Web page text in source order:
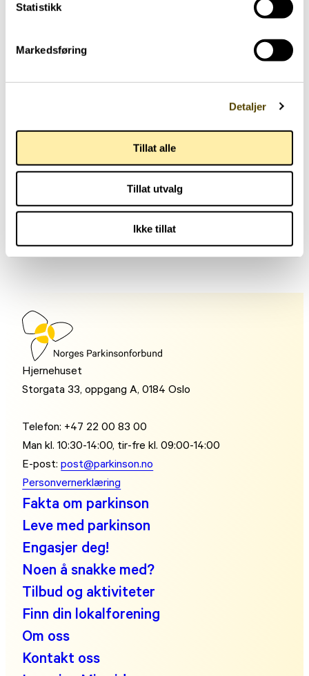
Statistikk
Markedsføring
Detaljer
Tillat alle
Tillat utvalg
Ikke tillat
Aktuelt
Parkinson danser og synger
Hjernehuset
Storgata 33, oppgang A, 0184 Oslo
Telefon: +47 22 00 83 00
Man kl. 10:30-14:00, tir-fre kl. 09:00-14:00
E-post:post@parkinson.no
Personvernerklæring
Fakta om parkinson
Leve med parkinson
Engasjer deg!
Noen å snakke med?
Tilbud og aktiviteter
Finn din lokalforening
Om oss
Kontakt oss